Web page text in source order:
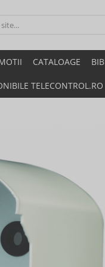
CATALOAGE
TELECONTROL.RO